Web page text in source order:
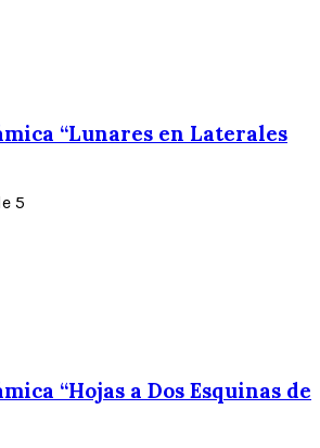
“Lunares en Laterales
5
“Hojas a Dos Esquinas de